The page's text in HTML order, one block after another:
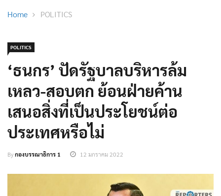
Home POLITICS
POLITICS
‘ธนกร’ ปัดรัฐบาลบริหารล้ม
เหลว-สอบตก ย้อนฝ่ายค้าน
เสนอสิ่งที่เป็นประโยชน์ต่อ
ประเทศหรือไม่
Byกองบรรณาธิการ 1 12 มกราคม 2022